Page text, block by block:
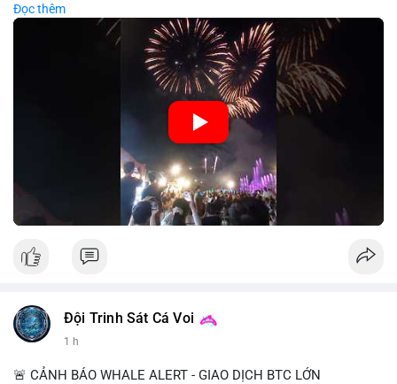
trải nghiệm hơn là đầu tư vào tài sản vật chất. Trong bối cảnh
lãi suất ổn định và thị trường crypto ổn định, hoạt động giải trí
như vậy thường tăng trưởng khi người dân có khả năng chi
tiêu. Tuy nhiên, sự ưu tiên giải trí có thể ảnh hưởng đến tỷ lệ
tiết kiệm hoặc đầu tư vào crypto nếu người tiêu dùng chuyển
🎥 Xem video trực tiếp tại:
Nguồn: Đồng Tâm
Đọc thêm
Đội Trinh Sát Cá Voi
1 h
🚨 CẢNH BÁO WHALE ALERT - GIAO DỊCH BTC LỚN